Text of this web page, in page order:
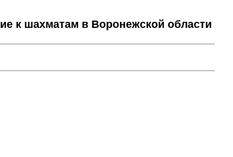
к шахматам в Воронежской области